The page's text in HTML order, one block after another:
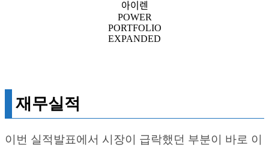
아이렌
POWER
PORTFOLIO
EXPANDED
재무실적
이번 실적발표에서 시장이 급락했던 부분이 바로 이